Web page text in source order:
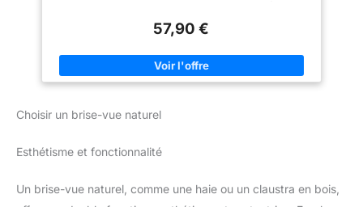
terrasses, balcons et bords de
piscine. Élégant, il peut servir
pour une chambre, un salon,
une salle de bain, un bureau, un
dortoir, une école ou un hôpital.
angle droit, de travers, etc... sans effort en quelques secondes
2,53 m de long pour 1,82 m de haut, s'intégrera parfaitement
dans l'espace intérieur de votre choix - Utilisation polyvalente :
brise-vue, paravent, séparateur de pièce, etc... MATÉRIAUX DE
anticorrosion : durée de vie pérenne FACILITÉ DE MONTAGE :
57,90 €
Choisir un brise-vue naturel
Esthétisme et fonctionnalité
Un brise-vue naturel, comme une haie ou un claustra en bois,